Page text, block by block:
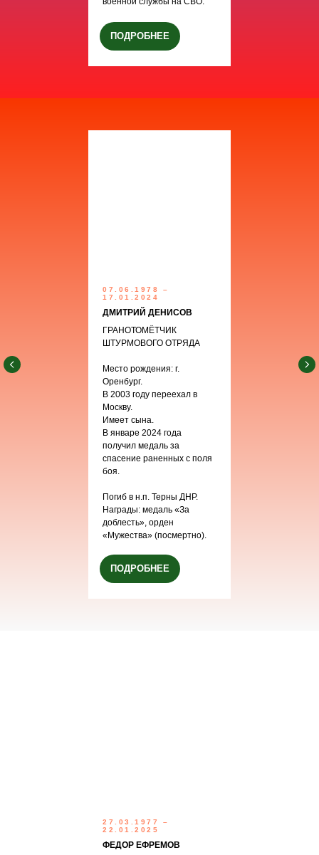
ПОДРОБНЕЕ
07.06.1978 –
17.01.2024
ДМИТРИЙ ДЕНИСОВ
ГРАНОТОМЁТЧИК
ШТУРМОВОГО ОТРЯДА
Место рождения: г.
Оренбург.
В 2003 году переехал в
Москву.
Имеет сына.
В январе 2024 года
получил медаль за
спасение раненных с поля
боя.
Погиб в н.п. Терны ДНР.
Награды: медаль «За
доблесть», орден
«Мужества» (посмертно).
ПОДРОБНЕЕ
27.03.1977 –
22.01.2025
ФЕДОР ЕФРЕМОВ